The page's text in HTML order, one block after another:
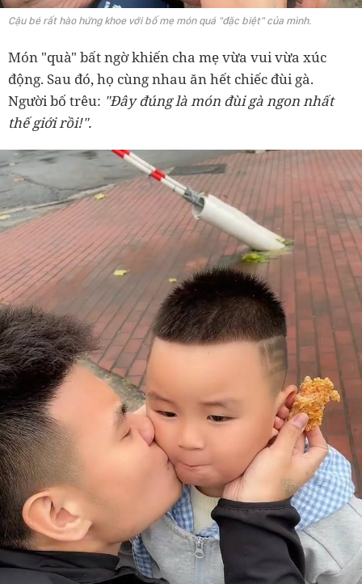
Cậu bé rất hào hứng khoe với bố mẹ món quá "đặc biệt" của mình.
Món "quà" bất ngờ khiến cha mẹ vừa vui vừa xúc
động. Sau đó, họ cùng nhau ăn hết chiếc đùi gà.
Người bố trêu: "Đây đúng là món đùi gà ngon nhất
thế giới rồi!".